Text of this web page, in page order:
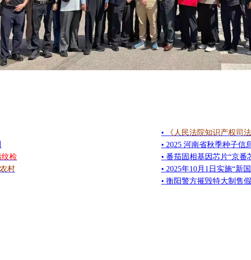
•
《人民法院知识产权司
• 2025 河南省秋季种子信
检
• 番茄固相基因芯片“京番
村
• 2025年10月1日实施“新
• 衡阳警方摧毁特大制售